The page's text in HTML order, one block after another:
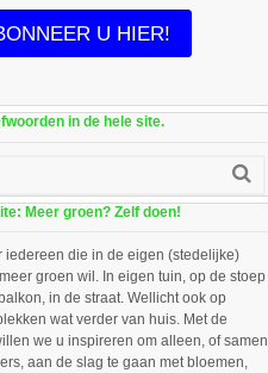
U HIER!
in de hele site.
Meer groen? Zelf doen!
iedereen die in de eigen (stedelijke)
groen wil. In eigen tuin, op de stoep
in de straat. Wellicht ook op
wat verder van huis. Met de
we u inspireren om alleen, of samen
aan de slag te gaan met bloemen,